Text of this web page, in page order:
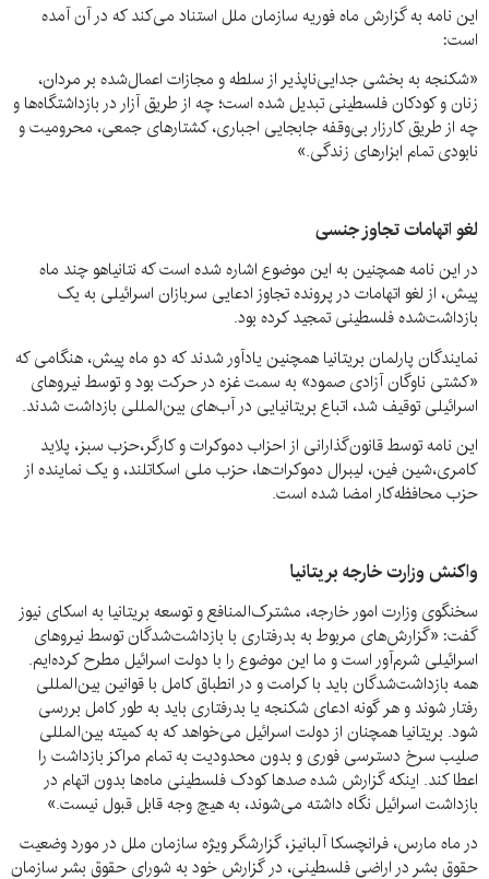
این نامه به گزارش ماه فوریه سازمان ملل استناد می‌کند که در آن آمده
است:
«شکنجه به بخشی جدایی‌ناپذیر از سلطه و مجازات اعمال‌شده بر مردان،
زنان و کودکان فلسطینی تبدیل شده است؛ چه از طریق آزار در بازداشتگاه‌ها و
چه از طریق کارزار بی‌وقفه جابجایی اجباری، کشتارهای جمعی، محرومیت و
نابودی تمام ابزارهای زندگی.»
لغو اتهامات تجاوز جنسی
در این نامه همچنین به این موضوع اشاره شده است که نتانیاهو چند ماه
پیش، از لغو اتهامات در پرونده تجاوز ادعایی سربازان اسرائیلی به یک
بازداشت‌شده فلسطینی تمجید کرده بود.
نمایندگان پارلمان بریتانیا همچنین یادآور شدند که دو ماه پیش، هنگامی که
«کشتی ناوگان آزادی صمود» به سمت غزه در حرکت بود و توسط نیروهای
اسرائیلی توقیف شد، اتباع بریتانیایی در آب‌های بین‌المللی بازداشت شدند.
این نامه توسط قانون‌گذارانی از احزاب دموکرات و کارگر،حزب سبز، پلاید
کامری،شین فین، لیبرال دموکرات‌ها، حزب ملی اسکاتلند، و یک نماینده از
حزب محافظه‌کار امضا شده است.
واکنش وزارت خارجه بریتانیا
سخنگوی وزارت امور خارجه، مشترک‌المنافع و توسعه بریتانیا به اسکای نیوز
گفت: «گزارش‌های مربوط به بدرفتاری با بازداشت‌شدگان توسط نیروهای
اسرائیلی شرم‌آور است و ما این موضوع را با دولت اسرائیل مطرح کرده‌ایم.
همه بازداشت‌شدگان باید با کرامت و در انطباق کامل با قوانین بین‌المللی
رفتار شوند و هر گونه ادعای شکنجه یا بدرفتاری باید به طور کامل بررسی
شود. بریتانیا همچنان از دولت اسرائیل می‌خواهد که به کمیته بین‌المللی
صلیب سرخ دسترسی فوری و بدون محدودیت به تمام مراکز بازداشت را
اعطا کند. اینکه گزارش شده صدها کودک فلسطینی ماه‌ها بدون اتهام در
بازداشت اسرائیل نگاه داشته می‌شوند، به هیچ وجه قابل قبول نیست.»
در ماه مارس، فرانچسکا آلبانیز، گزارشگر ویژه سازمان ملل در مورد وضعیت
حقوق بشر در اراضی فلسطینی، در گزارش خود به شورای حقوق بشر سازمان